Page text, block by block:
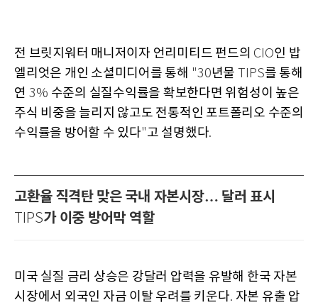
전 브릿지워터 매니저이자 언리미티드 펀드의 CIO인 밥
엘리엇은 개인 소셜미디어를 통해 "30년물 TIPS를 통해
연 3% 수준의 실질수익률을 확보한다면 위험성이 높은
주식 비중을 늘리지 않고도 전통적인 포트폴리오 수준의
수익률을 방어할 수 있다"고 설명했다.
고환율 직격탄 맞은 국내 자본시장… 달러 표시
TIPS가 이중 방어막 역할
미국 실질 금리 상승은 강달러 압력을 유발해 한국 자본
시장에서 외국인 자금 이탈 우려를 키운다. 자본 유출 압